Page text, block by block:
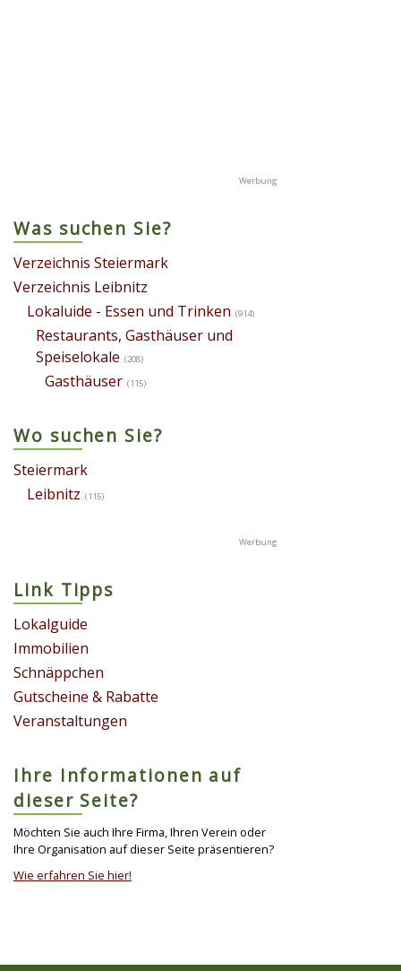
Was suchen Sie?
Verzeichnis Steiermark
Verzeichnis Leibnitz
Lokaluide - Essen und Trinken (914)
Restaurants, Gasthäuser und
Speiselokale (208)
Gasthäuser (115)
Wo suchen Sie?
Steiermark
Leibnitz (115)
Link Tipps
Lokalguide
Immobilien
Schnäppchen
Gutscheine & Rabatte
Veranstaltungen
Ihre Informationen auf
dieser Seite?
Möchten Sie auch Ihre Firma, Ihren Verein oder
Ihre Organisation auf dieser Seite präsentieren?
Wie erfahren Sie hier!